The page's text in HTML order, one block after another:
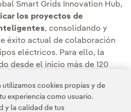
Smart Grids Innovation Hub,
los proyectos de
, consolidando y
éxito actual de colaboración
eléctricos. Para ello, la
desde el inicio más de 120
utilizamos cookies propias y de
experiencia como usuario.
y la calidad de tus